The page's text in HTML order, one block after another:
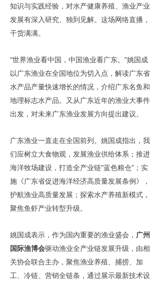
知识与实践经验，对水产健康养殖、渔业产业
发展有深入研究、独到见解。这场网络直播，
干货满满。
“世界渔业看中国，中国渔业看广东。”姚国成
以广东渔业在全国地位为切入点，解读广东省
水产品产量快速增长的情况，介绍广东名鱼和
地理标志水产品。又从广东近年的渔业大事件
出发，对未来广东渔业发展方向提出建议。
广东渔业一直走在全国前列。姚国成指出，我
们应树立大食物观，发展渔业供给体系；推进
海洋牧场建设，打造全产业链“蓝色粮仓”；实
施《广东省促进海洋经济高质量发展条例》，
护航渔业高质量发展；探索水产养殖新模式，
聚焦鱼虾产业转型升级。
姚国成表示，作为国内重要的渔业盛会， 广州
国际渔博会驱动渔业全产业链发展升级，由相
关协会联合主办，聚焦渔业养殖、捕捞、加
工、冷链、营销全链条，通过展示最新技术设